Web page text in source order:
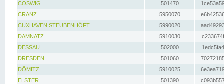
COSWIG
501470
CRANZ
5950070
CUXHAVEN STEUBENHÖFT
5990020
DAMNATZ
5910030
DESSAU
502000
DRESDEN
501060
DÖMITZ
5910025
ELSTER
501390